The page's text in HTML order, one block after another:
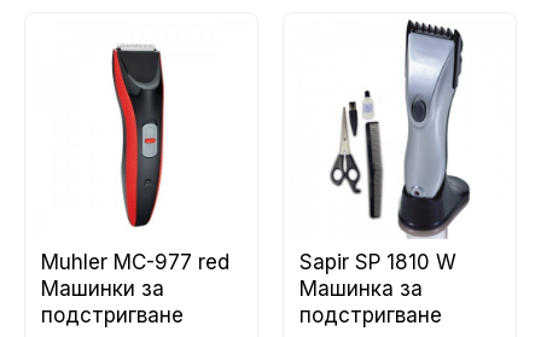
Muhler MC-977 red
Машинки за
подстригване
Sapir SP 1810 W
Машинка за
подстригване